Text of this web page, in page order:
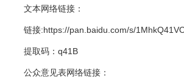
文本网络链接：
链接:https://pan.baidu.com/s/
提取码：q41B
公众意见表网络链接：